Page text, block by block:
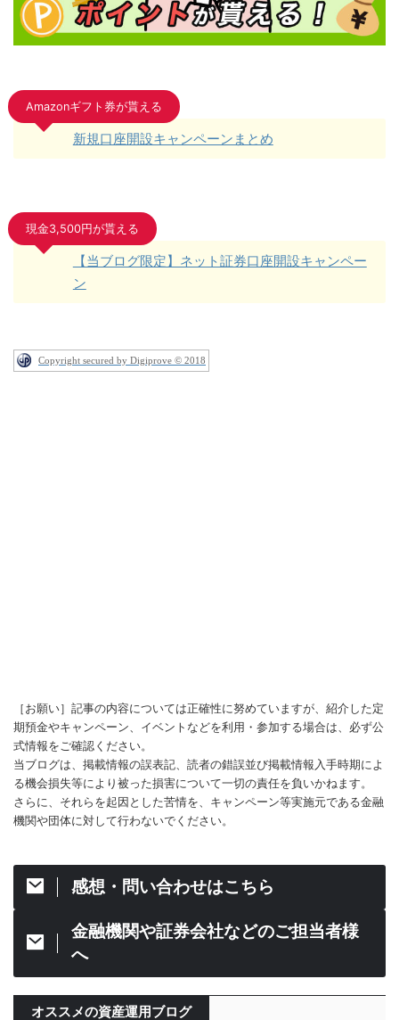
Amazonギフト券が貰える
新規口座開設キャンペーンまとめ
現金3,500円が貰える
【当ブログ限定】ネット証券口座開設キャンペー
ン
Copyright secured by Digiprove © 2018
［お願い］記事の内容については正確性に努めていますが、紹介した定
期預金やキャンペーン、イベントなどを利用・参加する場合は、必ず公
式情報をご確認ください。
当ブログは、掲載情報の誤表記、読者の錯誤並び掲載情報入手時期によ
る機会損失等により被った損害について一切の責任を負いかねます。
さらに、それらを起因とした苦情を、キャンペーン等実施元である金融
機関や団体に対して行わないでください。
感想・問い合わせはこちら
金融機関や証券会社などのご担当者様
へ
オススメの資産運用ブログ